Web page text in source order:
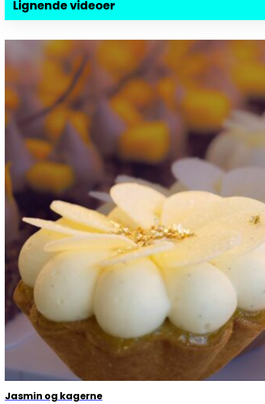
Lignende videoer
Jasmin og kagerne